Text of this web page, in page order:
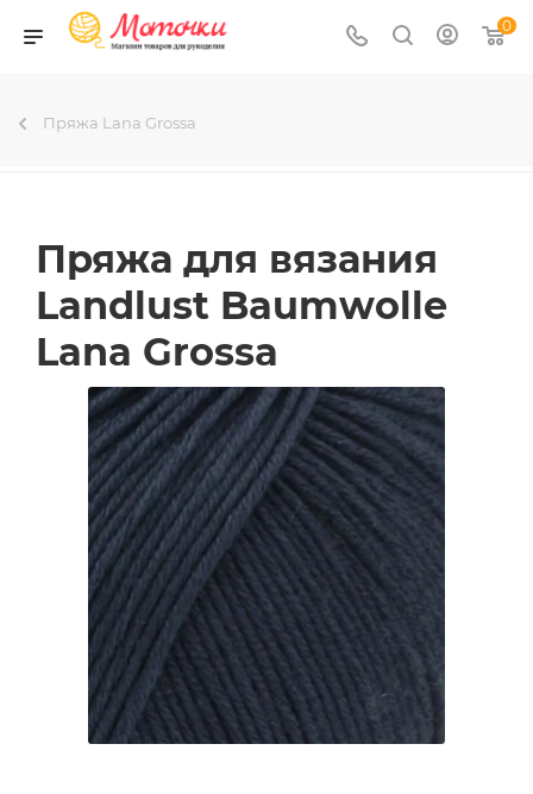
0
Пряжа Lana Grossa
Пряжа для вязания
Landlust Baumwolle
Lana Grossa